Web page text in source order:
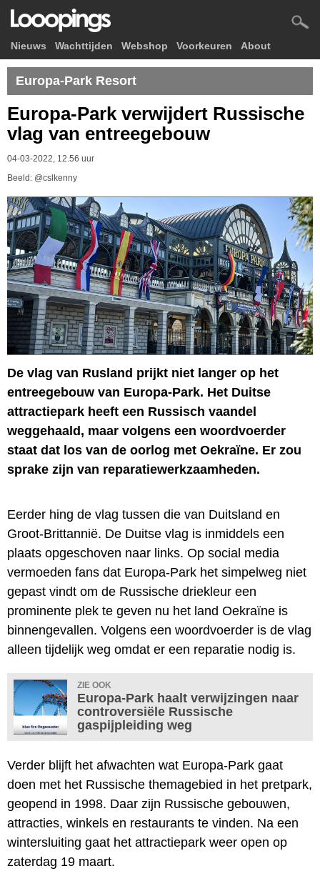
Nieuws Wachttijden Webshop Voorkeuren About
Europa-Park Resort
Europa-Park verwijdert Russische
vlag van entreegebouw
04-03-2022, 12.56 uur
Beeld: @cslkenny
De vlag van Rusland prijkt niet langer op het
entreegebouw van Europa-Park. Het Duitse
attractiepark heeft een Russisch vaandel
weggehaald, maar volgens een woordvoerder
staat dat los van de oorlog met Oekraïne. Er zou
sprake zijn van reparatiewerkzaamheden.
Eerder hing de vlag tussen die van Duitsland en
Groot-Brittannië. De Duitse vlag is inmiddels een
plaats opgeschoven naar links. Op social media
vermoeden fans dat Europa-Park het simpelweg niet
gepast vindt om de Russische driekleur een
prominente plek te geven nu het land Oekraïne is
binnengevallen. Volgens een woordvoerder is de vlag
alleen tijdelijk weg omdat er een reparatie nodig is.
ZIE OOK
Europa-Park haalt verwijzingen naar
controversiële Russische
gaspijpleiding weg
Verder blijft het afwachten wat Europa-Park gaat
doen met het Russische themagebied in het pretpark,
geopend in 1998. Daar zijn Russische gebouwen,
attracties, winkels en restaurants te vinden. Na een
wintersluiting gaat het attractiepark weer open op
zaterdag 19 maart.